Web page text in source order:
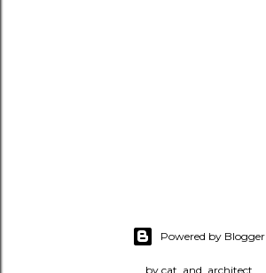
Powered by Blogger
by cat_and_architect